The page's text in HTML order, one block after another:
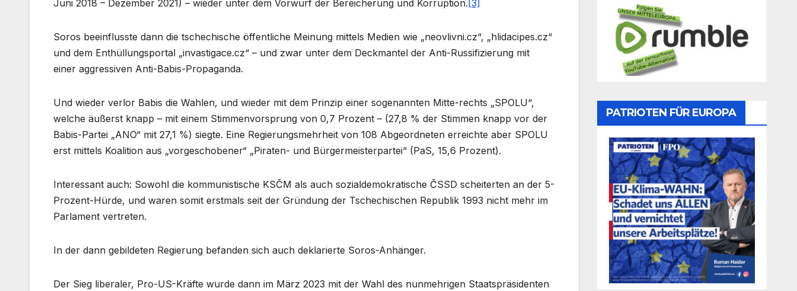
Juni 2018 – Dezember 2021) – wieder unter dem Vorwurf der Bereicherung und Korruption. [3]
Soros beeinflusste dann die tschechische öffentliche Meinung mittels Medien wie „neovlivni.cz“, „hlidacipes.cz“
und dem Enthüllungsportal „invastigace.cz“ – und zwar unter dem Deckmantel der Anti-Russifizierung mit
einer aggressiven Anti-Babis-Propaganda.
Und wieder verlor Babis die Wahlen, und wieder mit dem Prinzip einer sogenannten Mitte-rechts „SPOLU“,
welche äußerst knapp – mit einem Stimmenvorsprung von 0,7 Prozent – (27,8 % der Stimmen knapp vor der
Babis-Partei „ANO“ mit 27,1 %) siegte. Eine Regierungsmehrheit von 108 Abgeordneten erreichte aber SPOLU
erst mittels Koalition aus „vorgeschobener“ „Piraten- und Bürgermeisterpartei“ (PaS, 15,6 Prozent).
Interessant auch: Sowohl die kommunistische KSČM als auch sozialdemokratische ČSSD scheiterten an der 5-
Prozent-Hürde, und waren somit erstmals seit der Gründung der Tschechischen Republik 1993 nicht mehr im
Parlament vertreten.
In der dann gebildeten Regierung befanden sich auch deklarierte Soros-Anhänger.
Der Sieg liberaler, Pro-US-Kräfte wurde dann im März 2023 mit der Wahl des nunmehrigen Staatspräsidenten
PATRIOTEN FÜR EUROPA